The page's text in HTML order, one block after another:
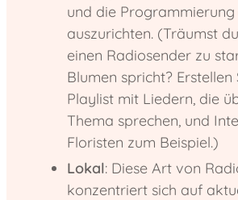
und die
auszurichten. (Träumst
einen Radiosender zu
Blumen spricht? Erstellen
Playlist mit Liedern, die
Thema sprechen, und
Floristen zum Beispiel.)
Lokal: Diese Art von
konzentriert sich auf